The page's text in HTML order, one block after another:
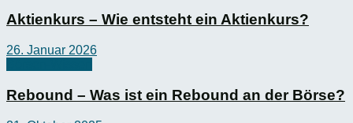
Aktienkurs – Wie entsteht ein Aktienkurs?
26. Januar 2026
Rebound – Was ist ein Rebound an der Börse?